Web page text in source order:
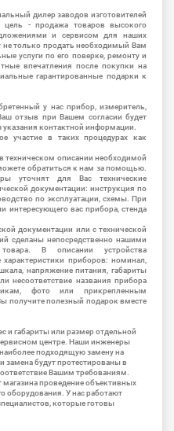
дилер заводов изготовителей
цель - продажа товаров высокого
и сервисом для наших
только продать необходимый Вам
услуги по его поверке, ремонту и
впечатления после покупки на
гарантированные подарки к
у нас прибор, измеритель,
отзыв при Вашем согласии будет
контактной информации.
участие в таких процедурах как
техническом описании необходимой
обратиться к нам за помощью.
уточнят для Вас технические
документации: инструкция по
по эксплуатации, схемы. При
интересующего вас прибора, стенда
документации или с технической
сделаны непосредственно нашими
В описании устройства
приборов: номинал,
напряжение питания, габариты
несоответствие названия прибора
фото или прикрепленным
получите полезный подарок вместе
и габариты или размер отдельной
центре. Наши инженеры
подходящую замену на
замена будут протестированы в
Вашим требованиям.
магазина проведение объективных
оборудования. У нас работают
которые готовы